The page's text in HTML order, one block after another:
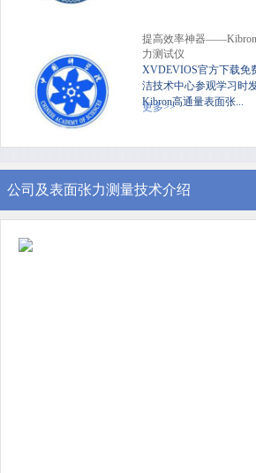
提高效率神器
力测试仪
XVDEVIOS官方下载免
洁技术中心参观学习时
Kibron高通量表面张...
更多>>
公司及表面张力测量技术介绍